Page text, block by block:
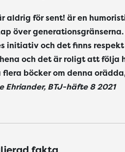
aldrig för sent! är en
över
initiativ och det finns
och det är roligt att följa
flera böcker om denna
Ehriander, BTJ-häfte 8 2021